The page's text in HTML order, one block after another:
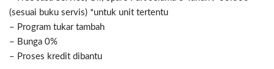
(sesuai buku servis) *untuk unit tertentu
– Program tukar tambah
– Bunga 0%
– Proses kredit dibantu